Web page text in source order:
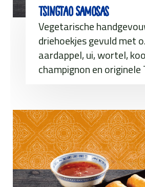
Tsingtao Samosas
Vegetarische
driehoekjes gevuld met
aardappel, ui, wortel,
champignon en originele